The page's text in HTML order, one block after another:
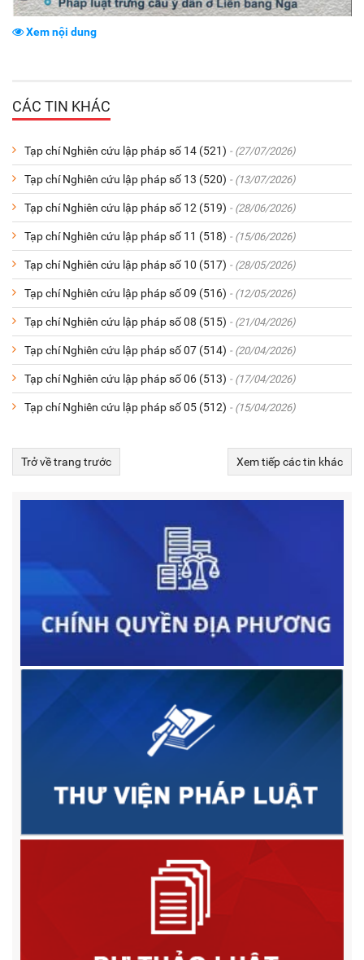
Xem nội dung
CÁC TIN KHÁC
Tạp chí Nghiên cứu lập pháp số 14 (521) - (27/07/2026)
Tạp chí Nghiên cứu lập pháp số 13 (520) - (13/07/2026)
Tạp chí Nghiên cứu lập pháp số 12 (519) - (28/06/2026)
Tạp chí Nghiên cứu lập pháp số 11 (518) - (15/06/2026)
Tạp chí Nghiên cứu lập pháp số 10 (517) - (28/05/2026)
Tạp chí Nghiên cứu lập pháp số 09 (516) - (12/05/2026)
Tạp chí Nghiên cứu lập pháp số 08 (515) - (21/04/2026)
Tạp chí Nghiên cứu lập pháp số 07 (514) - (20/04/2026)
Tạp chí Nghiên cứu lập pháp số 06 (513) - (17/04/2026)
Tạp chí Nghiên cứu lập pháp số 05 (512) - (15/04/2026)
Trở về trang trước Xem tiếp các tin khác